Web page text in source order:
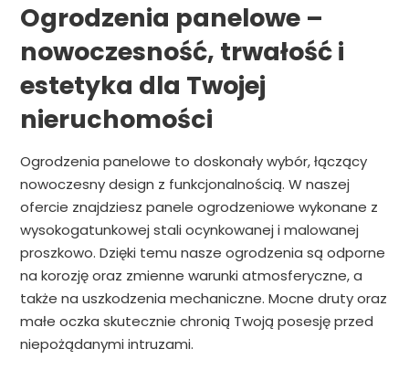
Ogrodzenia panelowe –
nowoczesność, trwałość i
estetyka dla Twojej
nieruchomości
Ogrodzenia panelowe to doskonały wybór, łączący
nowoczesny design z funkcjonalnością. W naszej
ofercie znajdziesz panele ogrodzeniowe wykonane z
wysokogatunkowej stali ocynkowanej i malowanej
proszkowo. Dzięki temu nasze ogrodzenia są odporne
na korozję oraz zmienne warunki atmosferyczne, a
także na uszkodzenia mechaniczne. Mocne druty oraz
małe oczka skutecznie chronią Twoją posesję przed
niepożądanymi intruzami.